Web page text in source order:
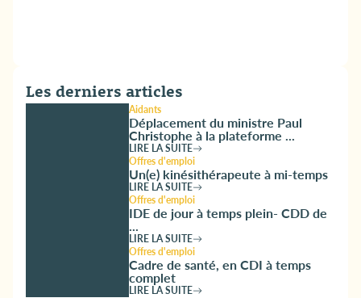
Les derniers articles
Aidants
Déplacement du ministre Paul
Christophe à la plateforme ...
LIRE LA SUITE
Offres d'emploi
Un(e) kinésithérapeute à mi-temps
LIRE LA SUITE
Offres d'emploi
IDE de jour à temps plein- CDD de
...
LIRE LA SUITE
Offres d'emploi
Cadre de santé, en CDI à temps
complet
LIRE LA SUITE